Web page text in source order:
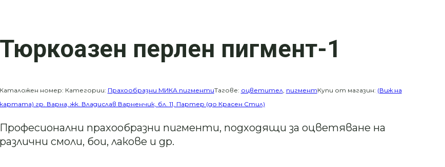
Тюркоазен перлен пигмент-1
Каталожен номер: Категории: Прахообразни МИКА пигментиТагове: оцветител, пигментКупи от магазин: (Виж на
картата) гр. Варна, жк. Владислав Варненчик, бл. 11, Партер (до Красен Стил)
Професионални прахообразни пигменти, подходящи за оцветяване на
различни смоли, бои, лакове и др.